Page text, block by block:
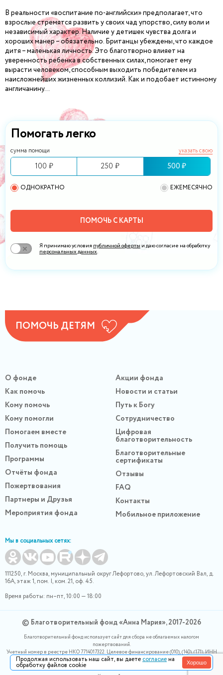
Помогать легко
сумма помощи указать свою
100 ₽ 250 ₽ 500 ₽
ОДНОКРАТНО ЕЖЕМЕСЯЧНО
ПОМОЧЬ С КАРТЫ
Я принимаю условия публичной оферты и даю согласие на обработку
персональных данных.
В реальности «воспитание по-английски» предполагает, что
взрослые стремятся развить у своих чад упорство, силу воли и
независимый характер. Наличие у детишек чувства долга и
хороших манер – обязательно. Британцы убеждены, что каждое
дитя – маленькая личность. Это благотворно влияет на
уверенность ребенка в собственных силах, помогает ему
вырасти человеком, способным выходить победителем из
наисложнейших жизненных коллизий. Как и подобает истинному
англичанину…
ПОМОЧЬ ДЕТЯМ
О фонде
Как помочь
Кому помочь
Кому помогли
Помогаем вместе
Получить помощь
Программы
Отчёты фонда
Пожертвования
Партнеры и Друзья
Мероприятия фонда
Акции фонда
Новости и статьи
Путь к Богу
Сотрудничество
Цифровая
благотворительность
Благотворительные
сертификаты
Отзывы
FAQ
Контакты
Мобильное приложение
Мы в социальных сетях:
111250, г. Москва, муниципальный округ Лефортово, ул. Лефортовский Вал, д.
16А, этаж 1, пом. I, ком. 21, оф. 45.
Время работы: пн–пт, 10:00 — 18:00
© Благотворительный фонд «Анна Мария», 2017-2026
Благотворительный фонд использует сайт для сбора не облагаемых налогом
пожертвований.
Учетный номер в реестре НКО 7714017322. Целевое финансирование (010), (140), (171). ИНН
0400007265, ОГРН 1180400000220. Номер в реестре Роскомнадзора 77-24-166339
Политика конфидециальности
Продолжая использовать наш сайт, вы даете согласиена
обработку файлов cookie Хорошо